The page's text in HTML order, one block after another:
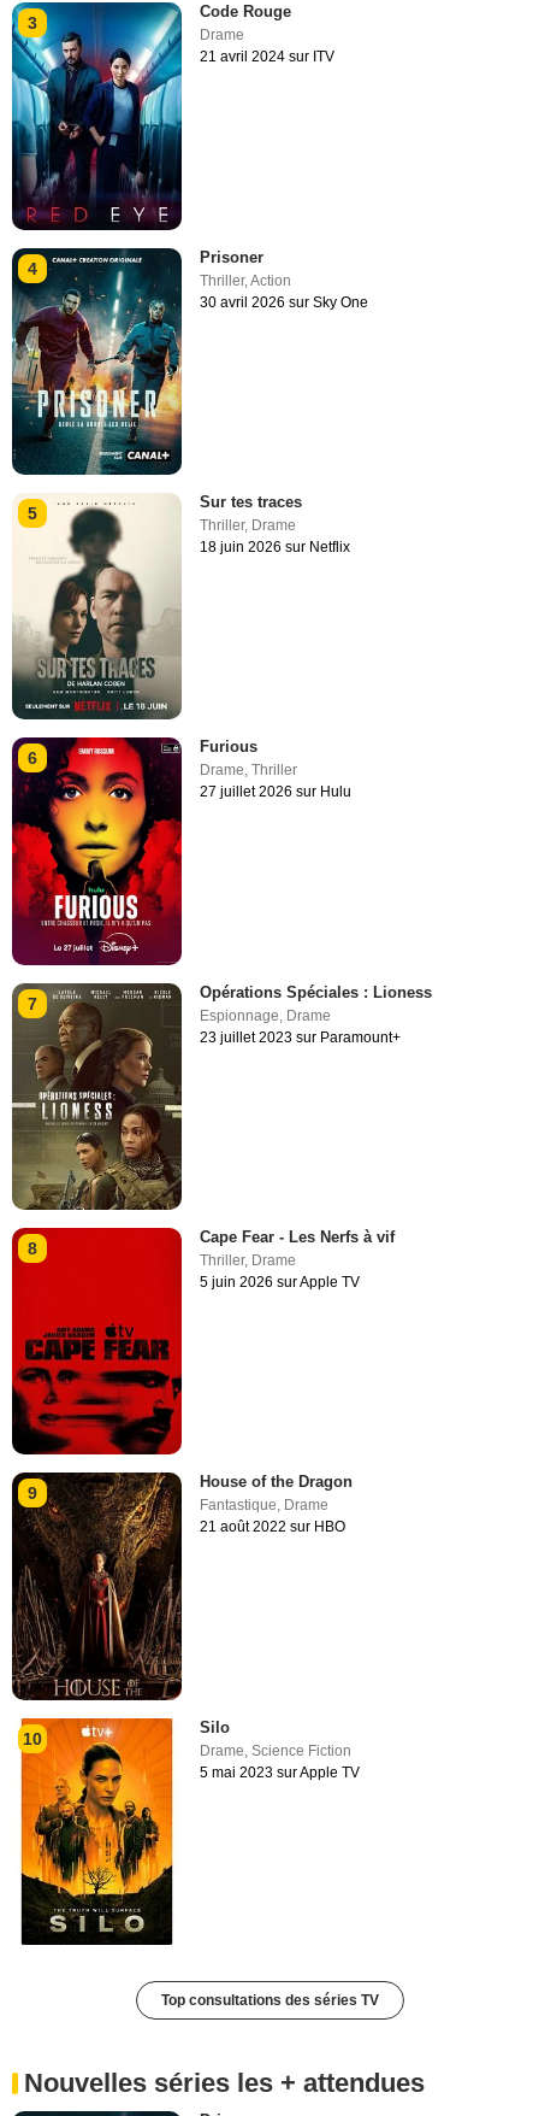
3
Code Rouge
Drame
21 avril 2024 sur ITV
4
Prisoner
Thriller,Action
30 avril 2026 sur Sky One
5
Sur tes traces
Thriller, Drame
18 juin 2026 sur Netflix
6
Furious
Drame,Thriller
27 juillet 2026 sur Hulu
7
Opérations Spéciales : Lioness
Espionnage Drame
23 juillet 2023 sur Paramount+
8
Cape Fear - Les Nerfs à vif
Thriller, Drame
5 juin 2026 sur Apple TV
9
House of the Dragon
Fantastique, Drame
21 août 2022 sur HBO
10
Silo
Drame ,Science Fiction
5 mai 2023 sur Apple TV
Top consultations des séries TV
Nouvelles séries les + attendues